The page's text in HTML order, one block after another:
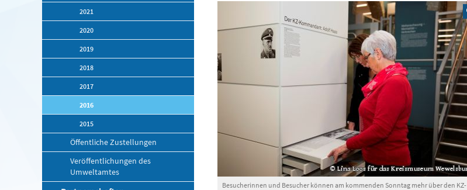
2021
2020
2019
2018
2017
2016
2015
Öffentliche Zustellungen
Veröffentlichungen des
Umweltamtes
Besucherinnen und Besucher können am kommenden Sonntag mehr über den KZ-